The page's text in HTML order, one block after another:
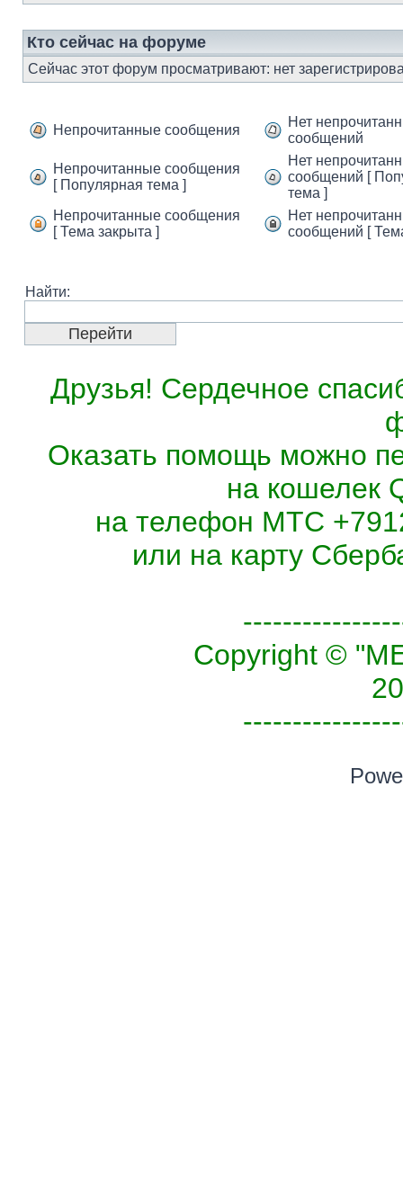
Кто сейчас на форуме
Сейчас этот форум просматривают: нет
Непрочитанные сообщения
Нет
сообщений
Непрочитанные сообщения
[ Популярная тема ]
Нет
сообщений [
тема ]
Непрочитанные сообщения
[ Тема закрыта ]
Нет
сообщений [
Найти:
Друзья! Сердечное
Оказать помощь можно
на кошелек
на телефон МТС
или на карту
Copyright ©